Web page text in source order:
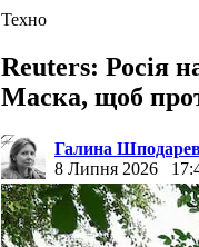
Техно
Reuters: Росія
Маска, щоб
Галина
8 Липня 2026